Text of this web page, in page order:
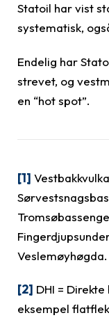
Statoil har vist
systematisk,
Endelig har
strevet, og
en “hot spot”.
[1]
Veslemøyhøgda.
[2] DHI =
eksempel